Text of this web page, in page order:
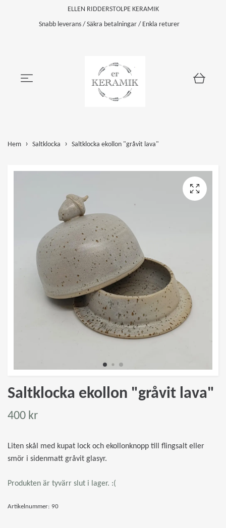
ELLEN RIDDERSTOLPE KERAMIK
Snabb leverans / Säkra betalningar / Enkla returer
Hem Saltklocka Saltklocka ekollon "gråvit lava"
Saltklocka ekollon "gråvit lava"
400 kr
Liten skål med kupat lock och ekollonknopp till flingsalt eller
smör i sidenmatt gråvit glasyr.
Produkten är tyvärr slut i lager. :(
Artikelnummer: 90